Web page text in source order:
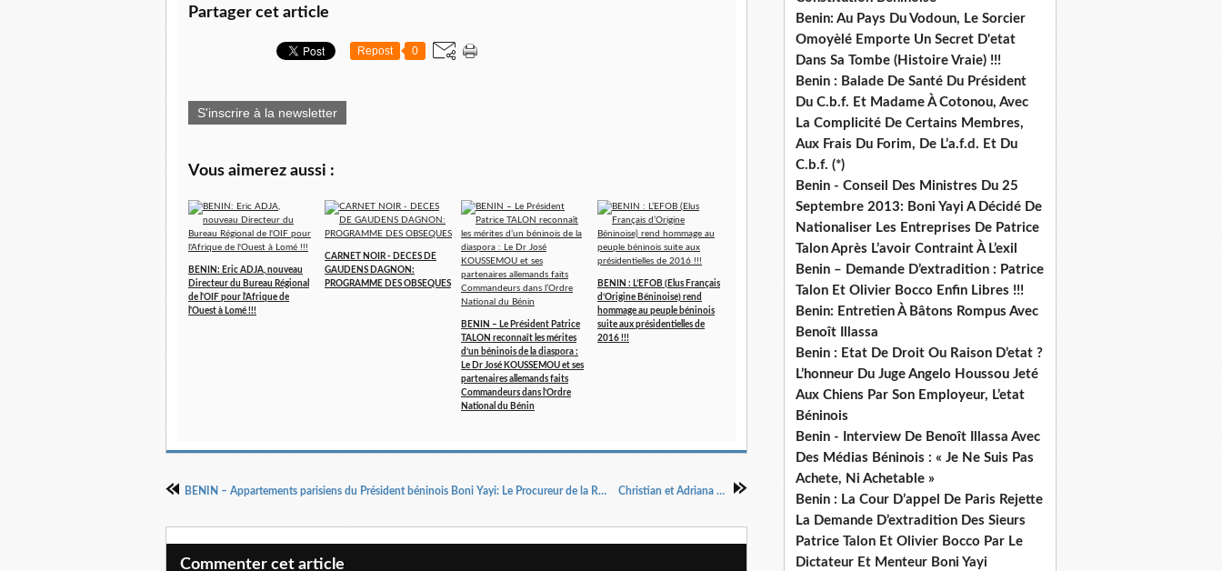
Partager cet article
Repost 0
S'inscrire à la newsletter
Vous aimerez aussi :
BENIN: Eric ADJA, nouveau
Directeur du Bureau Régional
de l'OIF pour l'Afrique de
l'Ouest à Lomé !!!
CARNET NOIR - DECES DE
GAUDENS DAGNON:
PROGRAMME DES OBSEQUES
BENIN – Le Président Patrice
TALON reconnaît les mérites
d’un béninois de la diaspora :
Le Dr José KOUSSEMOU et ses
partenaires allemands faits
Commandeurs dans l’Ordre
National du Bénin
BENIN : L’EFOB (Elus Français
d’Origine Béninoise) rend
hommage au peuple béninois
suite aux présidentielles de
2016 !!!
BENIN – Appartements parisiens du Président béninois Boni Yayi: Le Procureur de la République de Paris dit n’y avoir lieu à diffamation et demande la relaxe pure et simple de Benoît ILLASSA Christian et Adriana Karembeu officiellement séparés
Commenter cet article
Benin: Au Pays Du Vodoun, Le Sorcier
Omoyèlé Emporte Un Secret D'etat
Dans Sa Tombe (Histoire Vraie) !!!
Benin : Balade De Santé Du Président
Du C.b.f. Et Madame À Cotonou, Avec
La Complicité De Certains Membres,
Aux Frais Du Forim, De L’a.f.d. Et Du
C.b.f. (*)
Benin - Conseil Des Ministres Du 25
Septembre 2013: Boni Yayi A Décidé De
Nationaliser Les Entreprises De Patrice
Talon Après L’avoir Contraint À L’exil
Benin – Demande D’extradition : Patrice
Talon Et Olivier Bocco Enfin Libres !!!
Benin: Entretien À Bâtons Rompus Avec
Benoît Illassa
Benin : Etat De Droit Ou Raison D’etat ?
L’honneur Du Juge Angelo Houssou Jeté
Aux Chiens Par Son Employeur, L’etat
Béninois
Benin - Interview De Benoît Illassa Avec
Des Médias Béninois : « Je Ne Suis Pas
Achete, Ni Achetable »
Benin : La Cour D’appel De Paris Rejette
La Demande D’extradition Des Sieurs
Patrice Talon Et Olivier Bocco Par Le
Dictateur Et Menteur Boni Yayi